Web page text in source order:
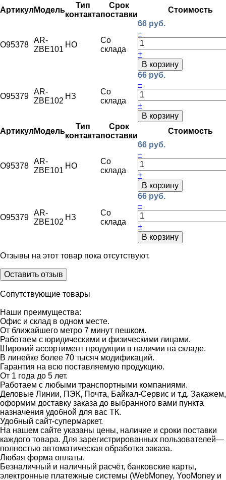
Артикул Модель
Тип
контакта
Срок
поставки
Стоимость
O95378
AR-
ZBE101
НО
Со
склада
66 руб.
–
+
В корзину
O95379
AR-
ZBE102
НЗ
Со
склада
66 руб.
–
+
В корзину
Артикул Модель
Тип
контакта
Срок
поставки
Стоимость
O95378
AR-
ZBE101
НО
Со
склада
66 руб.
–
+
В корзину
O95379
AR-
ZBE102
НЗ
Со
склада
66 руб.
–
+
В корзину
Отзывы на этот товар пока отсутствуют.
Оставить отзыв
Сопутствующие товары
Наши преимущества:
Офис и склад в одном месте.
От ближайшего метро 7 минут пешком.
Работаем с юридическими и физическими лицами.
Широкий ассортимент продукции в наличии на складе.
В линейке более 70 тысяч модификаций.
Гарантия на всю поставляемую продукцию.
От 1 года до 5 лет.
Работаем с любыми транспортными компаниями.
Деловые Линии, ПЭК, Почта, Байкал-Сервис и т.д. Закажем,
оформим доставку заказа до выбранного вами пункта
назначения удобной для вас ТК.
Удобный сайт-супермаркет.
На нашем сайте указаны цены, наличие и сроки поставки
каждого товара. Для зарегистрированных пользователей—
полностью автоматическая обработка заказа.
Любая форма оплаты.
Безналичный и наличный расчёт, банковские карты,
электронные платежные системы (WebMoney, YooMoney и